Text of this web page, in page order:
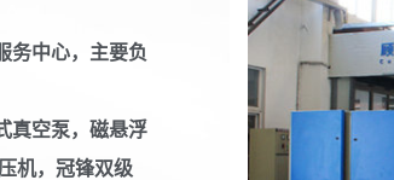
中心，主要负
真空泵，磁悬浮
机，冠锋双级